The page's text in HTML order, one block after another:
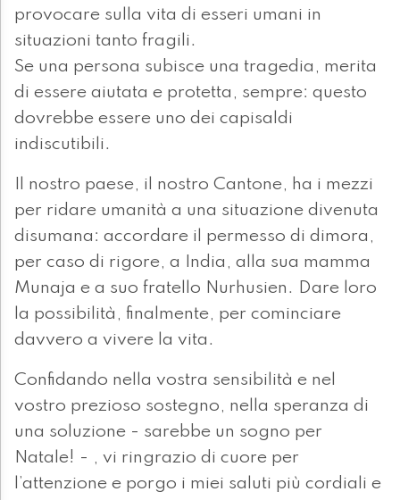
provocare sulla vita di esseri umani in
situazioni tanto fragili.
Se una persona subisce una tragedia, merita
di essere aiutata e protetta, sempre: questo
dovrebbe essere uno dei capisaldi
indiscutibili.
Il nostro paese, il nostro Cantone, ha i mezzi
per ridare umanità a una situazione divenuta
disumana: accordare il permesso di dimora,
per caso di rigore, a India, alla sua mamma
Munaja e a suo fratello Nurhusien. Dare loro
la possibilità, finalmente, per cominciare
davvero a vivere la vita.
Confidando nella vostra sensibilità e nel
vostro prezioso sostegno, nella speranza di
una soluzione - sarebbe un sogno per
Natale! - , vi ringrazio di cuore per
l’attenzione e porgo i miei saluti più cordiali e